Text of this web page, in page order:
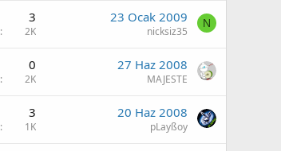
3
2K
23 Ocak 2009
nicksiz35
N
0
2K
27 Haz 2008
MAJESTE
3
1K
20 Haz 2008
pLayßoy